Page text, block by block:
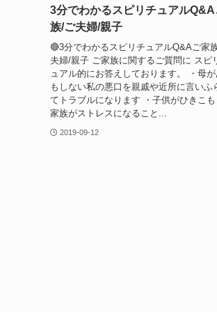
3分でわかるスピリチュアルQ&A
族/ご夫婦/親子
🔴3分でわかるスピリチュアルQ&Aご家
夫婦/親子 ご家族に関するご質問に スピ
ュアル的にお答えしております。 ・母が
もしない私の悪口を親戚や近所に言いふ
てトラブルになります ・子供がひきこ
家族がストレスになること...
2019-09-12